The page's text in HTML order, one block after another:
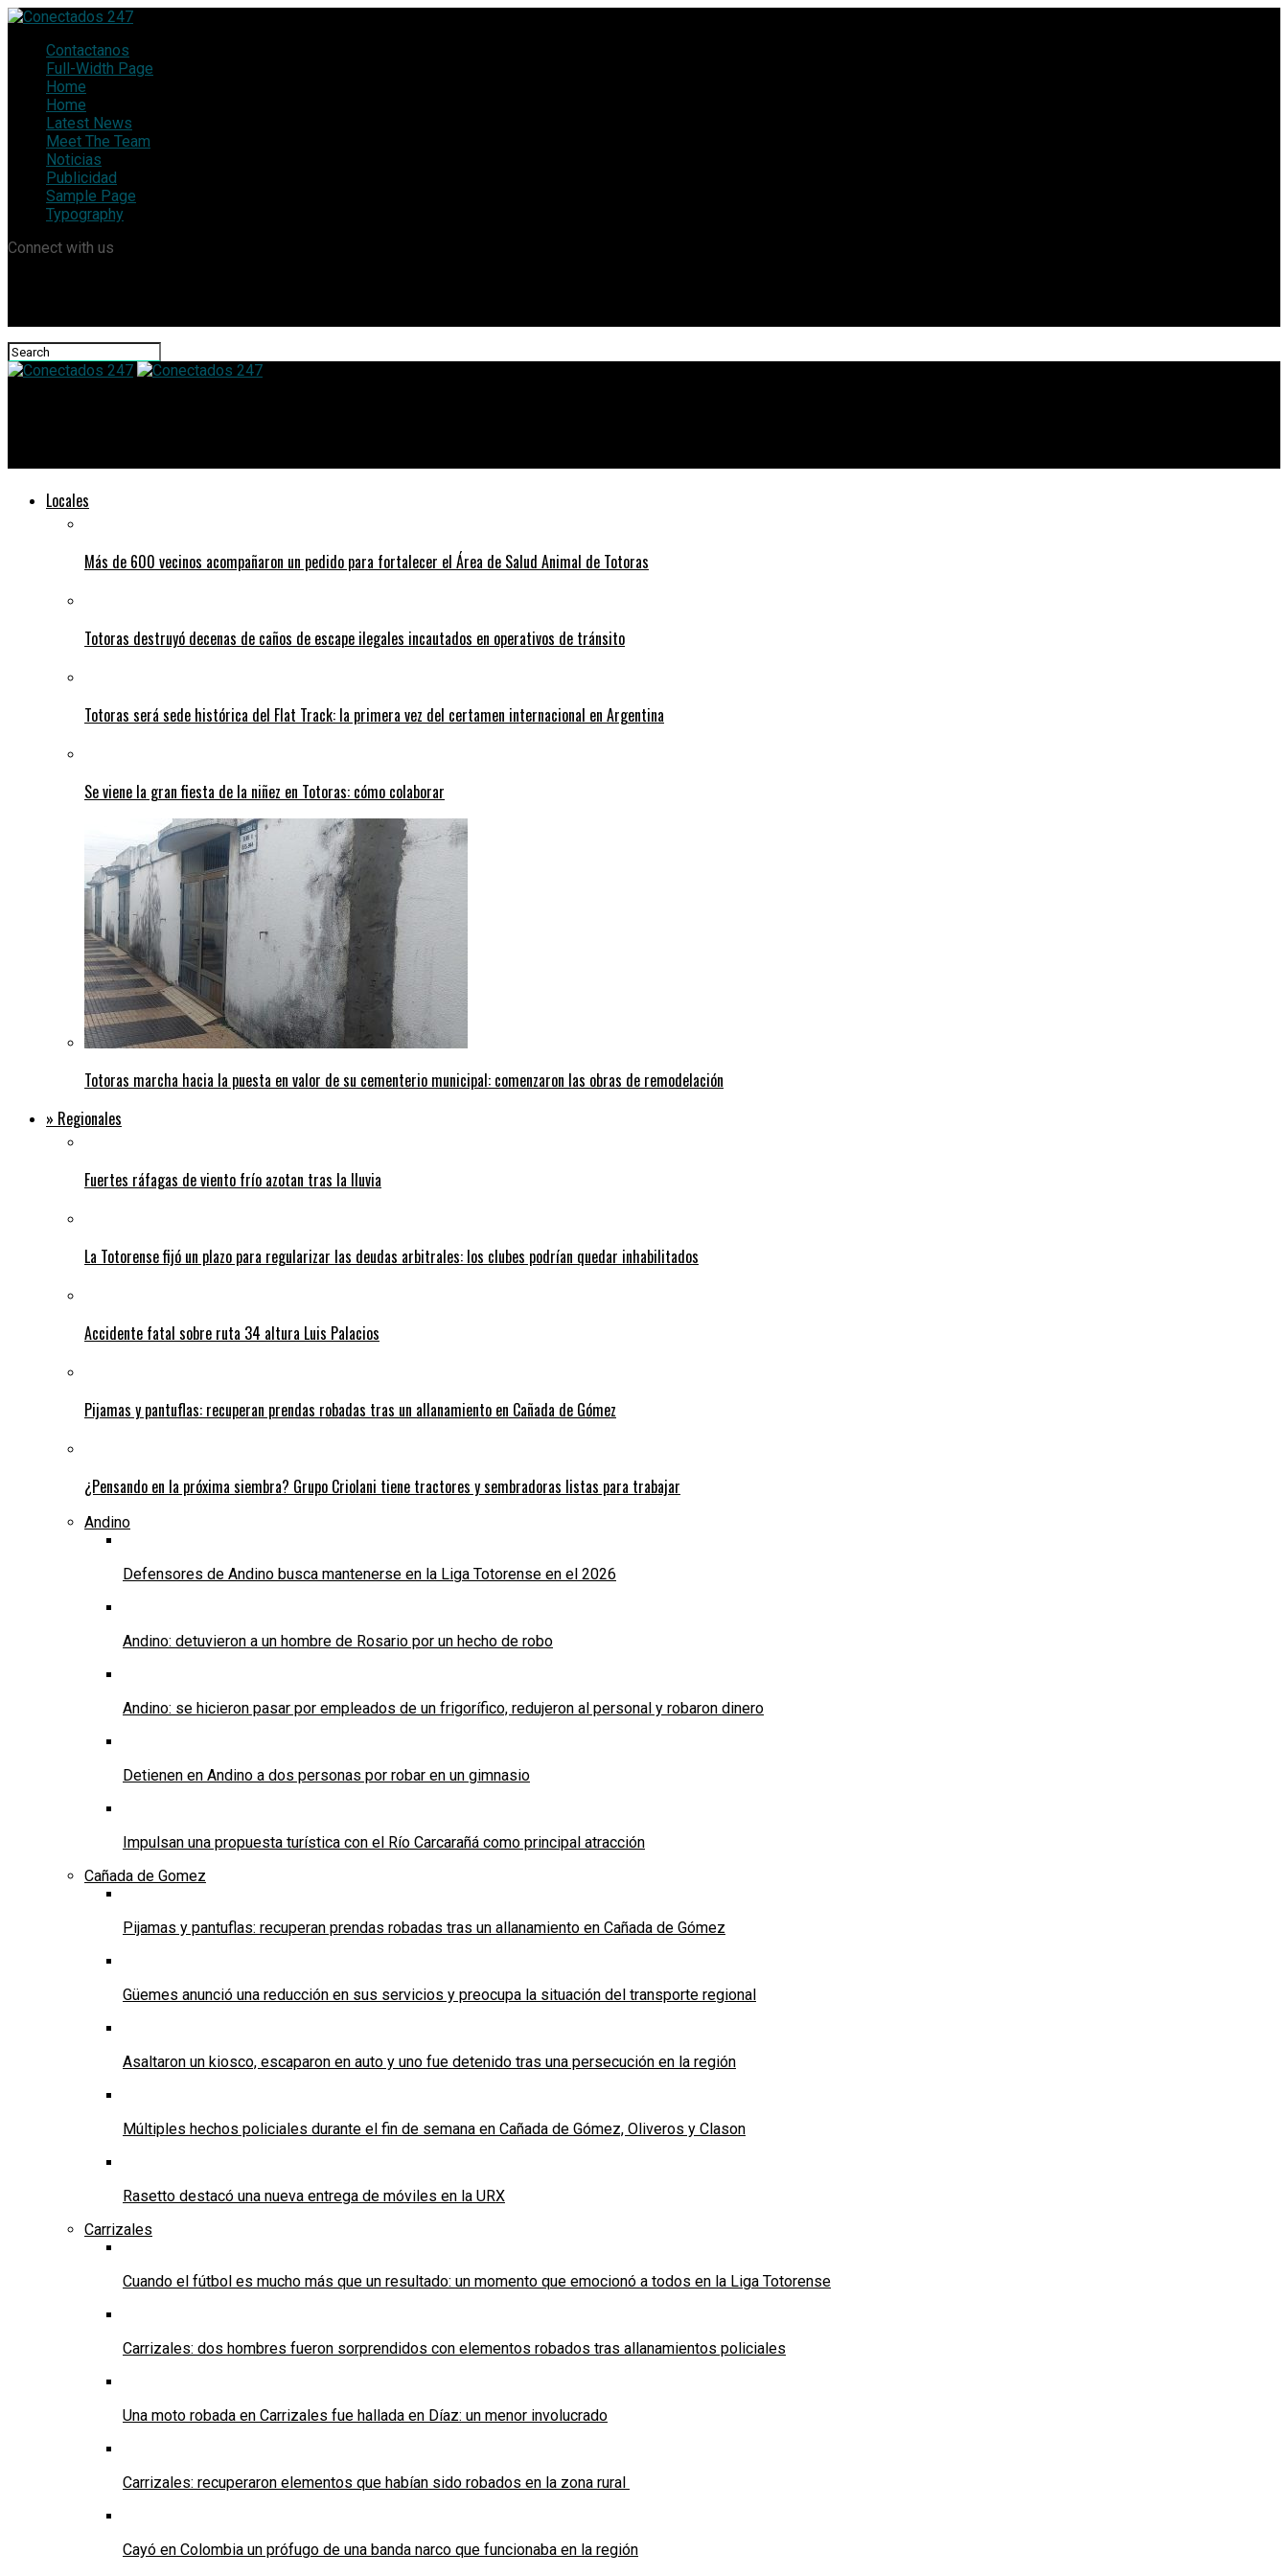
Contactanos
Full-Width Page
Home
Home
Latest News
Meet The Team
Noticias
Publicidad
Sample Page
Typography
Connect with us
Locales
Más de 600 vecinos acompañaron un pedido para fortalecer el Área de Salud Animal de Totoras
Totoras destruyó decenas de caños de escape ilegales incautados en operativos de tránsito
Totoras será sede histórica del Flat Track: la primera vez del certamen internacional en Argentina
Se viene la gran fiesta de la niñez en Totoras: cómo colaborar
Totoras marcha hacia la puesta en valor de su cementerio municipal: comenzaron las obras de remodelación
» Regionales
Fuertes ráfagas de viento frío azotan tras la lluvia
La Totorense fijó un plazo para regularizar las deudas arbitrales: los clubes podrían quedar inhabilitados
Accidente fatal sobre ruta 34 altura Luis Palacios
Pijamas y pantuflas: recuperan prendas robadas tras un allanamiento en Cañada de Gómez
¿Pensando en la próxima siembra? Grupo Criolani tiene tractores y sembradoras listas para trabajar
Andino
Defensores de Andino busca mantenerse en la Liga Totorense en el 2026
Andino: detuvieron a un hombre de Rosario por un hecho de robo
Andino: se hicieron pasar por empleados de un frigorífico, redujeron al personal y robaron dinero
Detienen en Andino a dos personas por robar en un gimnasio
Impulsan una propuesta turística con el Río Carcarañá como principal atracción
Cañada de Gomez
Pijamas y pantuflas: recuperan prendas robadas tras un allanamiento en Cañada de Gómez
Güemes anunció una reducción en sus servicios y preocupa la situación del transporte regional
Asaltaron un kiosco, escaparon en auto y uno fue detenido tras una persecución en la región
Múltiples hechos policiales durante el fin de semana en Cañada de Gómez, Oliveros y Clason
Rasetto destacó una nueva entrega de móviles en la URX
Carrizales
Cuando el fútbol es mucho más que un resultado: un momento que emocionó a todos en la Liga Totorense
Carrizales: dos hombres fueron sorprendidos con elementos robados tras allanamientos policiales
Una moto robada en Carrizales fue hallada en Díaz: un menor involucrado
Carrizales: recuperaron elementos que habían sido robados en la zona rural
Cayó en Colombia un prófugo de una banda narco que funcionaba en la región